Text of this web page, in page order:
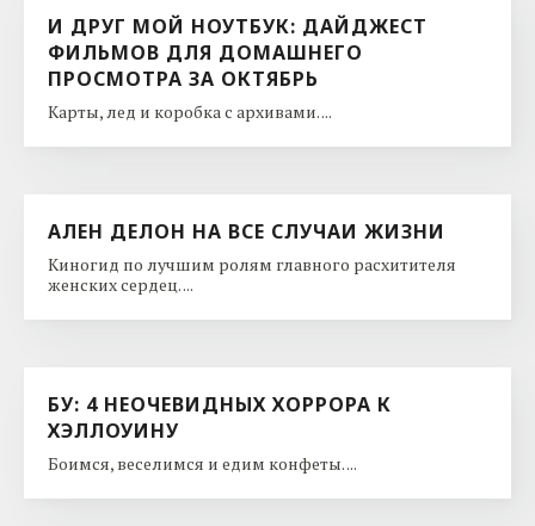
И ДРУГ МОЙ НОУТБУК: ДАЙДЖЕСТ
ФИЛЬМОВ ДЛЯ ДОМАШНЕГО
ПРОСМОТРА ЗА ОКТЯБРЬ
Карты, лед и коробка с архивами. ...
АЛЕН ДЕЛОН НА ВСЕ СЛУЧАИ ЖИЗНИ
Киногид по лучшим ролям главного расхитителя
женских сердец. ...
БУ: 4 НЕОЧЕВИДНЫХ ХОРРОРА К
ХЭЛЛОУИНУ
Боимся, веселимся и едим конфеты. ...